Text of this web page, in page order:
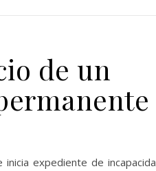
de un
expediente de